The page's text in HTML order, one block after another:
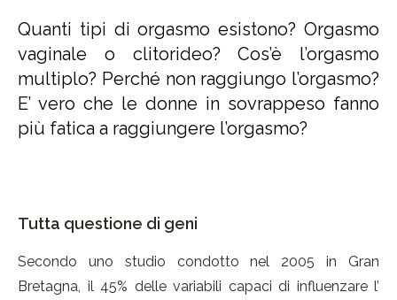
Quanti tipi di orgasmo esistono? Orgasmo
vaginale o clitorideo? Cos’è l’orgasmo
multiplo? Perché non raggiungo l’orgasmo?
E’ vero che le donne in sovrappeso fanno
più fatica a raggiungere l’orgasmo?
Tutta questione di geni
Secondo uno studio condotto nel 2005 in Gran
Bretagna, il 45% delle variabili capaci di influenzare l’